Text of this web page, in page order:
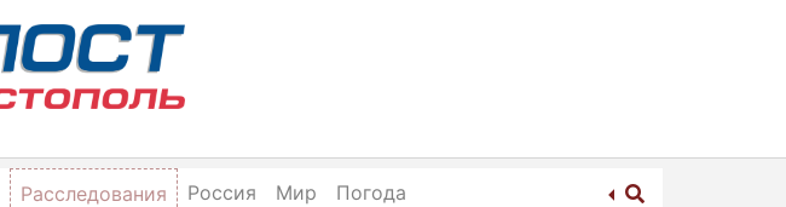
Расследования Россия Мир Погода